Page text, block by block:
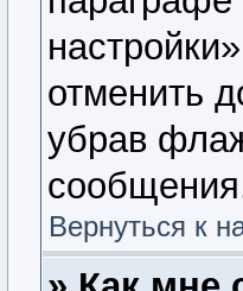
отменить
убрав
Вернуться к